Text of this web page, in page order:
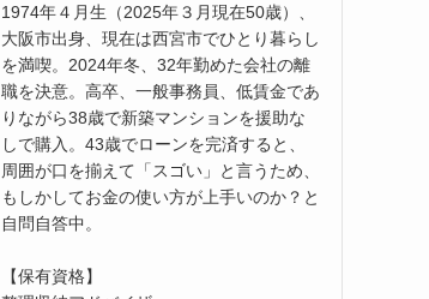
1974年４月生（2025年３月現在50歳）、
大阪市出身、現在は西宮市でひとり暮らし
を満喫。2024年冬、32年勤めた会社の離
職を決意。高卒、一般事務員、低賃金であ
りながら38歳で新築マンションを援助な
しで購入。43歳でローンを完済すると、
周囲が口を揃えて「スゴい」と言うため、
もしかしてお金の使い方が上手いのか？と
自問自答中。
【保有資格】